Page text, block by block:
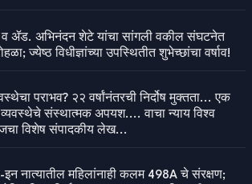
ॲड. अभिनंदन शेटे यांचा सांगली वकील संघटनेत
ज्येष्ठ विधीज्ञांच्या उपस्थितीत शुभेच्छांचा वर्षाव!
पराभव? २२ वर्षांनंतरची निर्दोष मुक्तता... एक
संस्थात्मक अपयश.... वाचा न्याय विश्व
विशेष संपादकीय लेख...
इन नात्यातील महिलांनाही कलम 498A चे संरक्षण;